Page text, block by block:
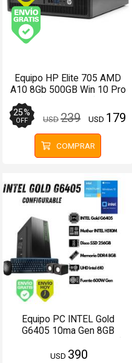
Envío gratis (Ver
Equipo HP Elite 705 AMD
A10 8Gb 500GB Win 10 Pro
25%
OFF USD239 USD 179
COMPRAR
Equipo PC INTEL Gold
G6405 10ma Gen 8GB
USD 390